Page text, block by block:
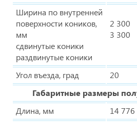
Ширина по внутренней
поверхности коников,
мм
сдвинутые коники
раздвинутые коники
2 300
3 300
Угол въезда, град
20
Габаритные размеры
Длина, мм
14 776